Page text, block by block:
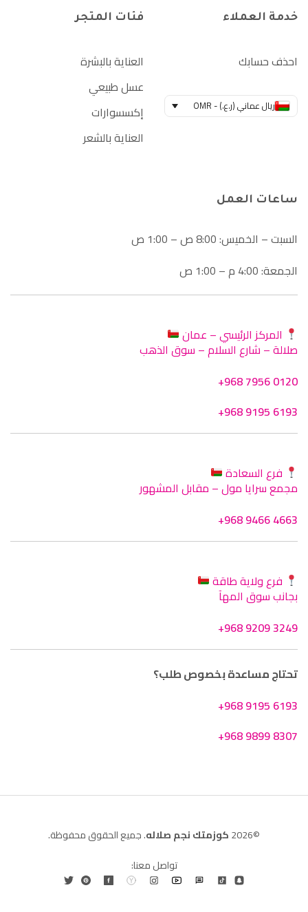
خدمة العملاء
احذف حسابك
ريال عماني (ر.ع.) - OMR
فئات المتجر
العناية بالبشرة
عسل طبيعي
إكسسوارات
العناية بالشعر
ساعات العمل
السبت – الخميس: 8:00 ص – 1:00 ص
الجمعة: 4:00 م – 1:00 ص
المركز الرئيسي – عمان
صلالة – شارع السلام – سوق الذهب
+968 7956 0120
+968 9195 6193
فرع السعادة
مجمع سرايا مول – مقابل المشهور
+968 9466 4663
فرع ولاية طاقة
بجانب سوق المهآ
+968 9209 3249
تحتاج مساعدة بخصوص طلب؟
+968 9195 6193
+968 9899 8307
©2026 كوزمتك نجم صلاله. جميع الحقوق محفوظة.
تواصل معنا: